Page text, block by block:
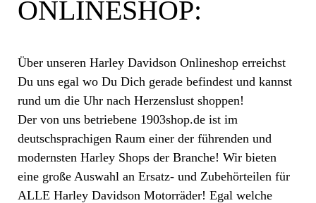
ONLINESHOP:
Über unseren Harley Davidson Onlineshop erreichst
Du uns egal wo Du Dich gerade befindest und kannst
rund um die Uhr nach Herzenslust shoppen!
Der von uns betriebene 1903shop.de ist im
deutschsprachigen Raum einer der führenden und
modernsten Harley Shops der Branche! Wir bieten
eine große Auswahl an Ersatz- und Zubehörteilen für
ALLE Harley Davidson Motorräder! Egal welche